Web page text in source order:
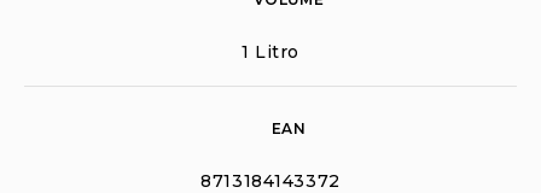
1 Litro
EAN
8713184143372